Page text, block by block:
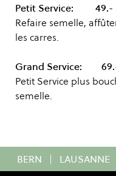
Petit Service: 49.-
Refaire semelle,
les carres.
Grand Service:
Petit Service plus
semelle.
BERN | LAUSANNE